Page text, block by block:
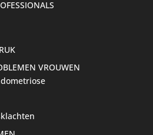
VROUWEN